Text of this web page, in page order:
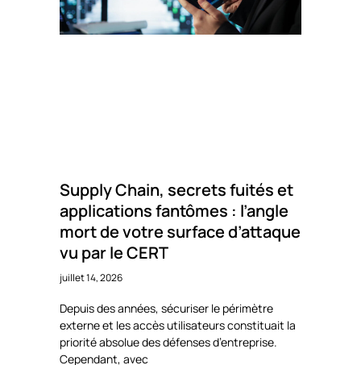
Supply Chain, secrets fuités et
applications fantômes : l’angle
mort de votre surface d’attaque
vu par le CERT
juillet 14, 2026
Depuis des années, sécuriser le périmètre
externe et les accès utilisateurs constituait la
priorité absolue des défenses d’entreprise.
Cependant, avec